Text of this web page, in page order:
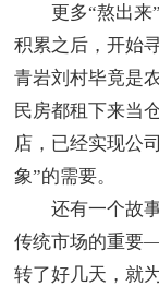
更多“熬出来”
积累之后，开始
青岩刘村毕竟是
民房都租下来当
店，已经实现公
象”的需要。
还有一个故事
传统市场的重要
转了好几天，就